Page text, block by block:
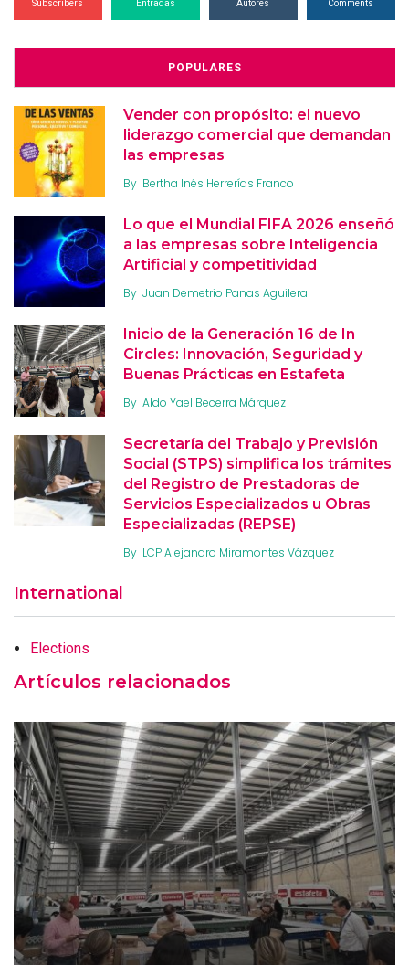
Subscribers Entradas Autores Comments
POPULARES
Vender con propósito: el nuevo
liderazgo comercial que demandan
las empresas
By Bertha Inés Herrerías Franco
Lo que el Mundial FIFA 2026 enseñó
a las empresas sobre Inteligencia
Artificial y competitividad
By Juan Demetrio Panas Aguilera
Inicio de la Generación 16 de In
Circles: Innovación, Seguridad y
Buenas Prácticas en Estafeta
By Aldo Yael Becerra Márquez
Secretaría del Trabajo y Previsión
Social (STPS) simplifica los trámites
del Registro de Prestadoras de
Servicios Especializados u Obras
Especializadas (REPSE)
By LCP Alejandro Miramontes Vázquez
International
Elections
Artículos relacionados